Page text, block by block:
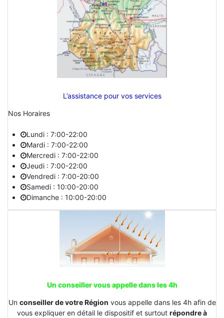
L’assistance pour vos services
Nos Horaires
Lundi : 7:00-22:00
Mardi : 7:00-22:00
Mercredi : 7:00-22:00
Jeudi : 7:00-22:00
Vendredi : 7:00-20:00
Samedi : 10:00-20:00
Dimanche : 10:00-20:00
Un conseiller vous appelle dans les 4h
Un conseiller de votre Région vous appelle dans les 4h afin de
vous expliquer en détail le dispositif et surtout répondre à